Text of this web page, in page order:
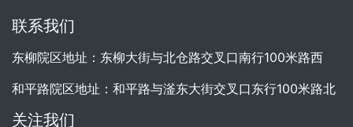
联系我们
东柳院区地址：东柳大街与北仓路交叉口南行100米路西
和平路院区地址：和平路与滏东大街交叉口东行100米路北
关注我们